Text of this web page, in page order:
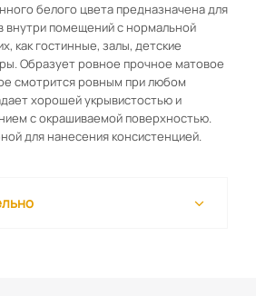
белого цвета предназначена для
внутри помещений с нормальной
как гостинные, залы, детские
Образует ровное прочное матовое
смотрится ровным при любом
хорошей укрывистостью и
с окрашиваемой поверхностью.
для нанесения консистенцией.